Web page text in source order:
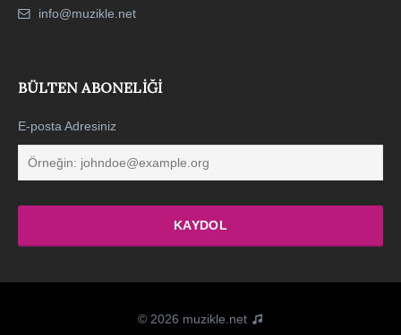
info@muzikle.net
BÜLTEN ABONELIĞI
E-posta Adresiniz
© 2026 muzikle.net